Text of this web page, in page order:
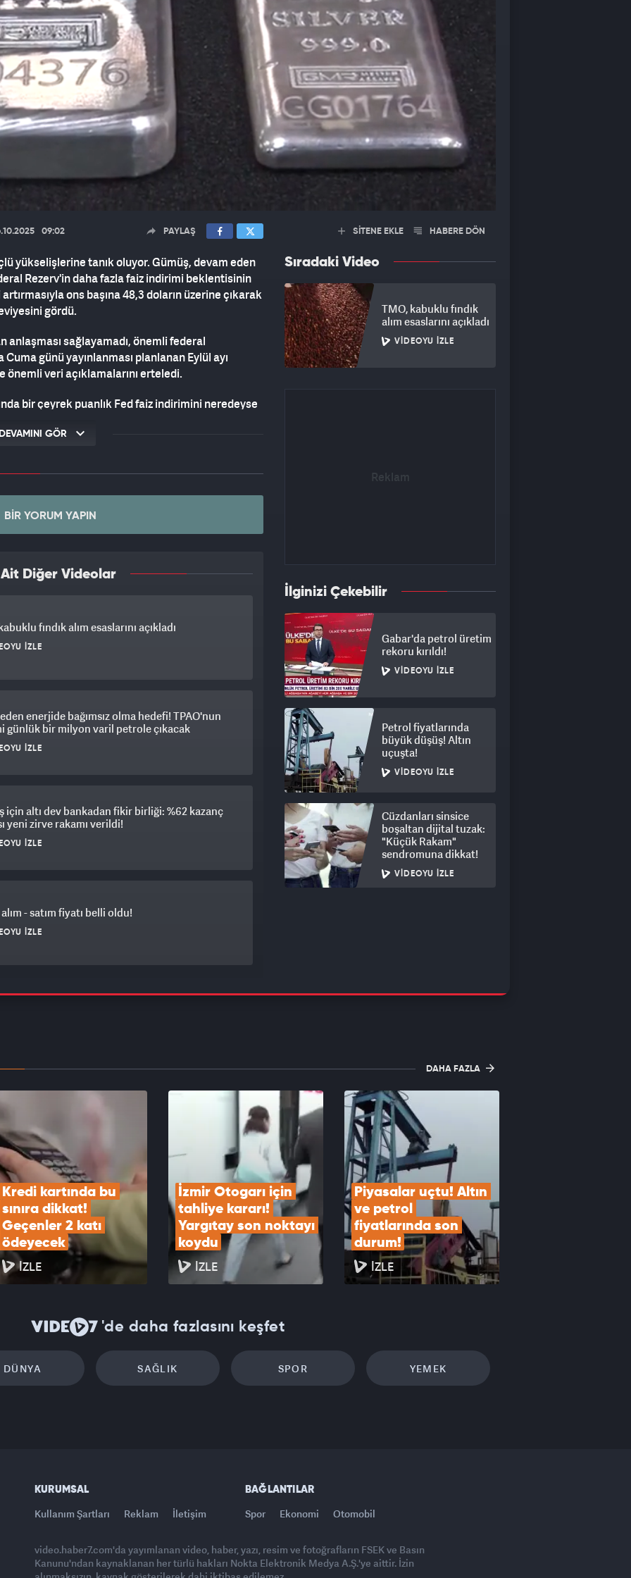
09:02 PAYLAŞ
yükselişlerine tanık oluyor. Gümüş, devam eden
Rezerv'in daha fazla faiz indirimi beklentisinin
ons başına 48,3 doların üzerine çıkarak
gördü.
sağlayamadı, önemli federal
günü yayınlanması planlanan Eylül ayı
veri açıklamalarını erteledi.
bir çeyrek puanlık Fed faiz indirimini neredeyse
Powell'ın ek politika ipuçları için açıklamalarını
arz koşullarından destek aldı ve Gümüş
piyasa açığı öngörüyor.
48.92 dolardan işlem geçiyor.
Gün içinde en düşük 64.31 lira, en yüksek de
liradan alıcı buluyor.
DEVAMINI GÖR
BIR YORUM YAPIN
Diğer Videolar
fındık alım esaslarını açıkladı
İZLE
enerjide bağımsız olma hedefi! TPAO'nun
günlük bir milyon varil petrole çıkacak
İZLE
için altı dev bankadan fikir birliği: %62 kazanç
yeni zirve rakamı verildi!
İZLE
alım - satım fiyatı belli oldu!
İZLE
"maaş" gibi kullanılıyor! Buna çok dikkat
İZLE
SİTENE EKLE HABERE DÖN
Sıradaki Video
TMO, kabuklu fındık
alım esaslarını açıkladı
VIDEOYU İZLE
İlginizi Çekebilir
Gabar'da petrol üretim
rekoru kırıldı!
VIDEOYU İZLE
Petrol fiyatlarında
büyük düşüş! Altın
uçuşta!
VIDEOYU İZLE
Cüzdanları sinsice
boşaltan dijital tuzak:
"Küçük Rakam"
sendromuna dikkat!
VIDEOYU İZLE
DAHA FAZLA
Kredi kartında bu
sınıra dikkat!
Geçenler 2 katı
ödeyecek
İZLE
İzmir Otogarı için
tahliye kararı!
Yargıtay son noktayı
koydu
İZLE
Piyasalar uçtu! Altın
ve petrol
fiyatlarında son
durum!
İZLE
'de daha fazlasını keşfet
DÜNYA SAĞLIK SPOR YEMEK
KURUMSAL
Kullanım Şartları Reklam İletişim
BAĞLANTILAR
Spor Ekonomi Otomobil
video.haber7.com'da yayımlanan video, haber, yazı, resim ve fotoğrafların FSEK ve Basın
Kanunu'ndan kaynaklanan her türlü hakları Nokta Elektronik Medya A.Ş.'ye aittir. İzin